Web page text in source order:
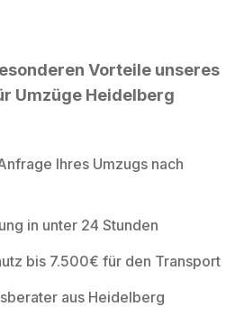
Vorteile unseres
Umzüge Heidelberg
Ihres Umzugs nach
in unter 24 Stunden
bis 7.500€ für den Transport
aus Heidelberg